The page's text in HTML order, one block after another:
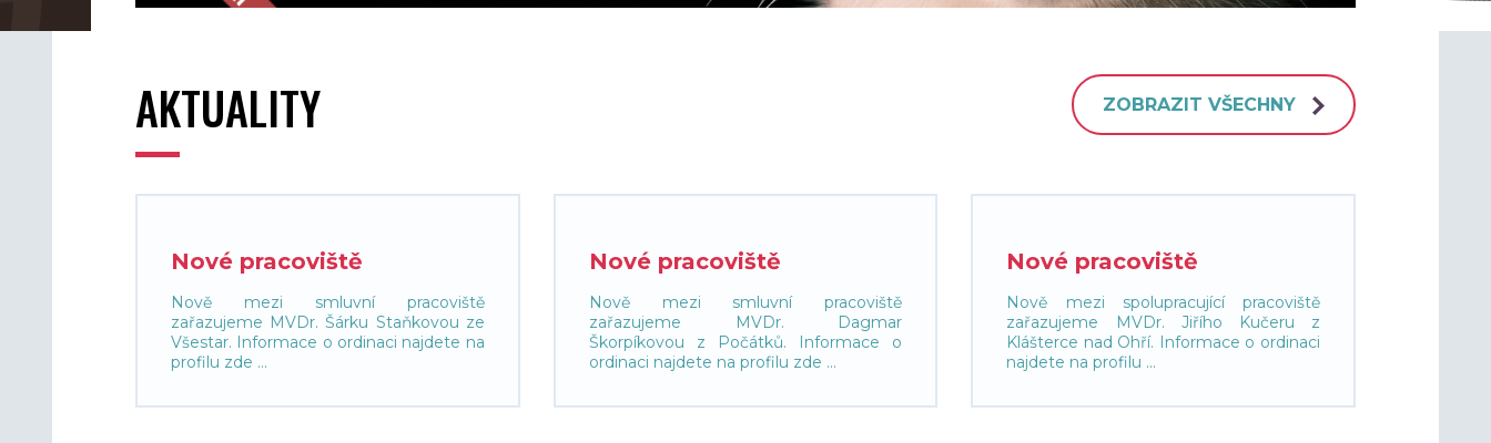
ZOBRAZIT VŠECHNY
AKTUALITY
Nové pracoviště
Nově mezi smluvní pracoviště
zařazujeme MVDr. Šárku Staňkovou ze
Všestar. Informace o ordinaci najdete na
profilu zde ...
Nové pracoviště
Nově mezi smluvní pracoviště
zařazujeme MVDr. Dagmar
Škorpíkovou z Počátků. Informace o
ordinaci najdete na profilu zde ...
Nové pracoviště
Nově mezi spolupracující pracoviště
zařazujeme MVDr. Jiřího Kučeru z
Klášterce nad Ohří. Informace o ordinaci
najdete na profilu ...